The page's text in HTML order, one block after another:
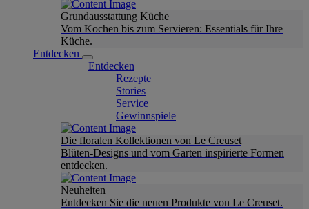
Grundausstattung Küche
Vom Kochen bis zum Servieren: Essentials für Ihre
Küche.
Entdecken
Entdecken
Rezepte
Stories
Service
Gewinnspiele
Die floralen Kollektionen von Le Creuset
Blüten-Designs und vom Garten inspirierte Formen
entdecken.
Neuheiten
Entdecken Sie die neuen Produkte von Le Creuset.